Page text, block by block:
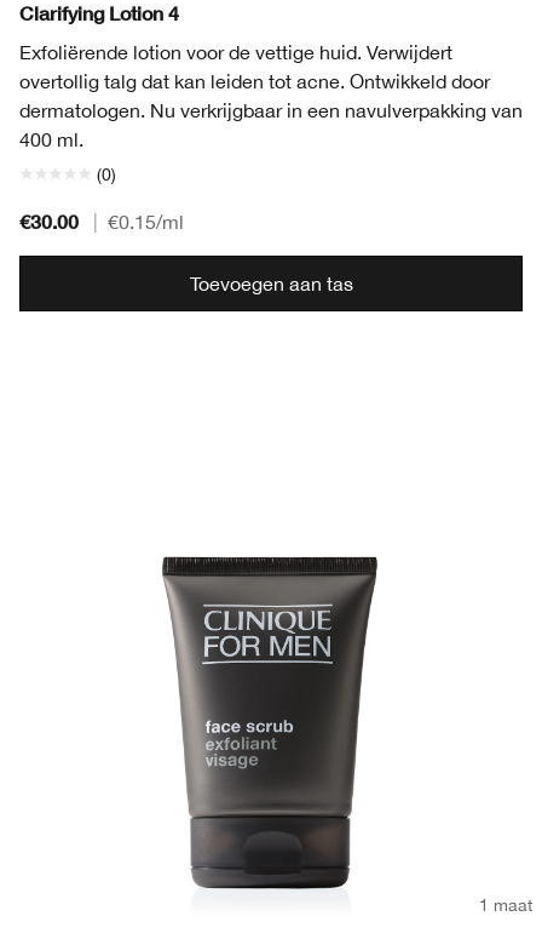
Clarifying Lotion 4
Exfoliërende lotion voor de vettige huid. Verwijdert
overtollig talg dat kan leiden tot acne. Ontwikkeld door
dermatologen. Nu verkrijgbaar in een navulverpakking van
400 ml.
(0)
€30.00 €0.15/ml
Toevoegen aan tas
1 maat